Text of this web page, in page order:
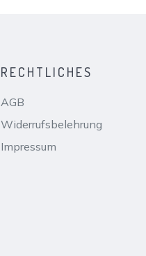
RECHTLICHES
AGB
Widerrufsbelehrung
Impressum